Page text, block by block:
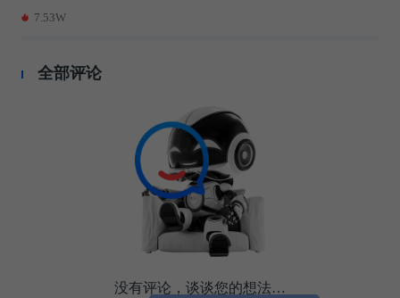
7.53W
全部评论
没有评论，谈谈您的想法…